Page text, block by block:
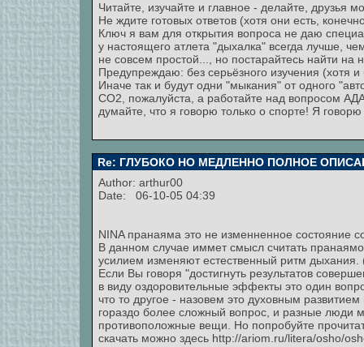
Читайте, изучайте и главное - делайте, друзья
Не ждите готовых ответов (хотя они есть,
Ключ я вам для открытия вопроса не даю
у настоящего атлета "дыхалка" всегда лучше,
не совсем простой..., но постарайтесь найти на
Предупреждаю: без серьёзного изучения (хотя
Иначе так и будут одни "мыкания" от одного
СО2, пожалуйста, а работайте над
думайте, что я говорю только о спорте! Я
Re: ГЛУБОКО НО МЕДЛЕННО ПОЛНОЕ
Author: arthur00
Date: 06-10-05 04:39
NINA пранаяма это не изменненное состояние
В данном случае иммет смысл считать
усилием изменяют естественный ритм
Если Вы говоря "достигнуть результатов
в виду оздоровительные эффекты это один
что то другое - назовем это духовным
гораздо более сложный вопрос, и разные люди
противоположные вещи. Но попробуйте
скачать можно здесь http://ariom.ru/litera/osho/